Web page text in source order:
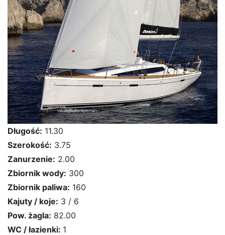
Długość: 11.30
Szerokość: 3.75
Zanurzenie: 2.00
Zbiornik wody: 300
Zbiornik paliwa: 160
Kajuty / koje: 3 / 6
Pow. żagla: 82.00
WC / łazienki: 1